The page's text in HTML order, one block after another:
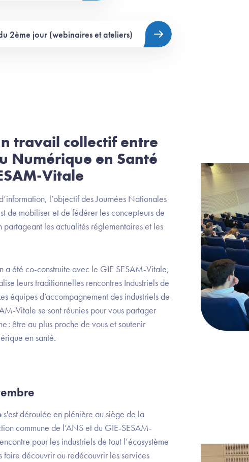
2ème jour (webinaires et ateliers)
sur Linkedin
travail collectif entre
Numérique en Santé
Vitale
l’objectif des Journées Nationales
de mobiliser et de fédérer les concepteurs de
partageant les actualités réglementaires et les
a été co-construite avec le GIE SESAM-Vitale,
leurs traditionnelles rencontres Industriels de
équipes d’accompagnement des industriels de
Vitale se sont réunies pour vous partager
: être au plus proche de vous et soutenir
en santé.
s'est déroulée en plénière au siège de la
commune de l’ANS et du GIE-SESAM-
pour les industriels de tout l’écosystème
faire découvrir ou redécouvrir les services